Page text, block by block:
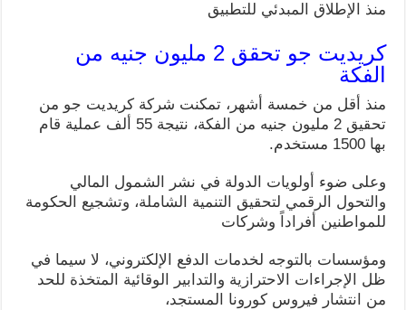
منذ الإطلاق المبدئي للتطبيق
كريديت جو تحقق 2 مليون جنيه من
الفكة
منذ أقل من خمسة أشهر، تمكنت شركة كريديت جو من
تحقيق 2 مليون جنيه من الفكة، نتيجة 55 ألف عملية قام
بها 1500 مستخدم.
وعلى ضوء أولويات الدولة في نشر الشمول المالي
والتحول الرقمي لتحقيق التنمية الشاملة، وتشجيع الحكومة
للمواطنين أفراداً وشركات
ومؤسسات بالتوجه لخدمات الدفع الإلكتروني، لا سيما في
ظل الإجراءات الاحترازية والتدابير الوقائية المتخذة للحد
من انتشار فيروس كورونا المستجد،